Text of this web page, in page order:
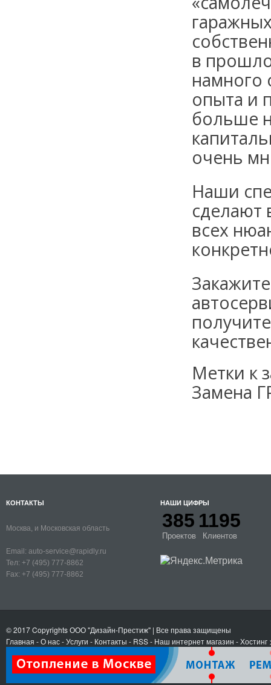
в
намного
опыта и
больше
очень
Наши
сделают
всех
Метки к
Замена
КОНТАКТЫ
Москва, и Московская область
Email: auto-service@rapidly.ru
Тел: +7 (495) 777-8862
Fax: +7 (495) 777-8862
НАШИ ЦИФРЫ
385
Проектов
1195
Клиентов
© 2017 CopyrightsООО "Дизайн-Престиж" | Все права защищены
Главная -О нас-Услуги - Контакты - RSS- Наш интернет магазин -Хостинг